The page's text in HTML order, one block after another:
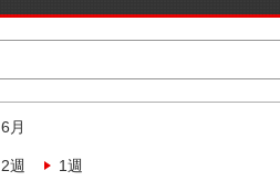
6月
2週 1週